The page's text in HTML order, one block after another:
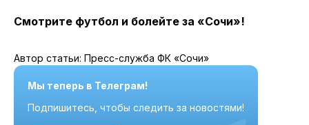
Смотрите футбол и болейте за «Сочи»!
Автор статьи: Пресс-служба ФК «Сочи»
Мы теперь в Телеграм!
Подпишитесь, чтобы следить за новостями!